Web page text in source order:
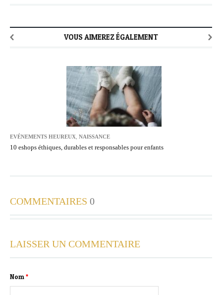
VOUS AIMEREZ ÉGALEMENT
EVÉNEMENTS HEUREUX NAISSANCE
10 eshops éthiques, durables et responsables pour enfants
COMMENTAIRES 0
LAISSER UN COMMENTAIRE
Nom*